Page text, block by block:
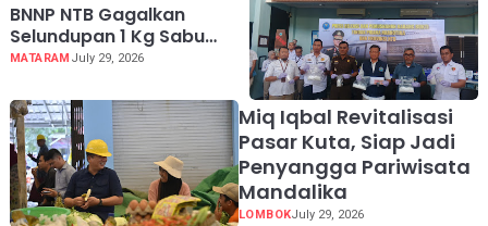
BNNP NTB Gagalkan
Selundupan 1 Kg Sabu
Jaringan Malaysia -
di Korset hingga Dubur
MATARAM July 29, 2026
Miq Iqbal Revitalisasi
Pasar Kuta, Siap Jadi
Penyangga Pariwisata
Mandalika
LOMBOKJuly 29, 2026